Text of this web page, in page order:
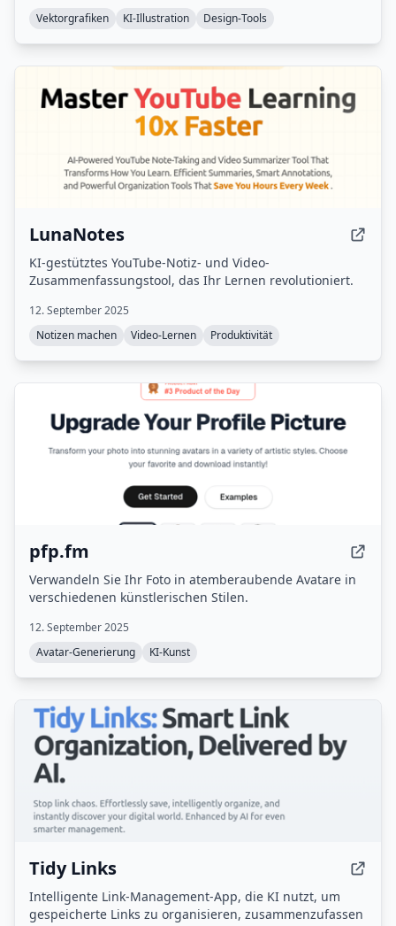
Vektorgrafiken
KI-Illustration Design-Tools
LunaNotes
KI-gestütztes YouTube-Notiz- und Video-
Zusammenfassungstool, das Ihr Lernen revolutioniert.
12. September 2025
Notizen machen
Video-Lernen Produktivität
pfp.fm
Verwandeln Sie Ihr Foto in atemberaubende Avatare in
verschiedenen künstlerischen Stilen.
12. September 2025
Avatar-Generierung
KI-Kunst
Tidy Links
Intelligente Link-Management-App, die KI nutzt, um
gespeicherte Links zu organisieren, zusammenzufassen